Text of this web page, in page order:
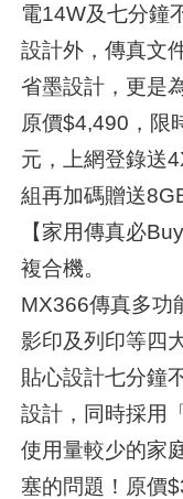
電14W及七分鐘
設計外，傳真文
省墨設計，更是
原價$4,490，限
元，上網登錄送
組再加碼贈送
【家用傳真必
複合機。
MX366傳真多功
影印及列印等四
貼心設計七分鐘
設計，同時採用
使用量較少的家
塞的問題！原價